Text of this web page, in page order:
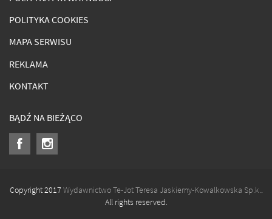
POLITYKA COOKIES
MAPA SERWISU
REKLAMA
KONTAKT
BĄDŹ NA BIEŻĄCO
Copyright 2017Wydawnictwo Te-Jot Teresa Jaskierny-Kowalkowska Sp.k..
All rights reserved.